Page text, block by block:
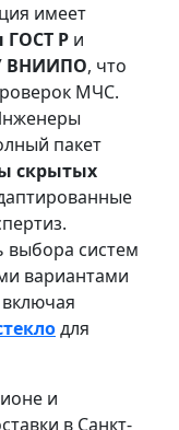
имеет
ГОСТ Р и
ВНИИПО, что
МЧС.
пакет
скрытых
выбора систем
вариантами
для
и
в Санкт-